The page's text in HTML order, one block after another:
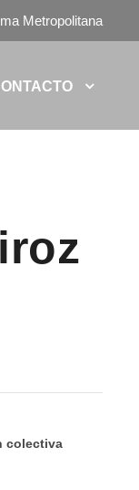
Metropolitana
colectiva